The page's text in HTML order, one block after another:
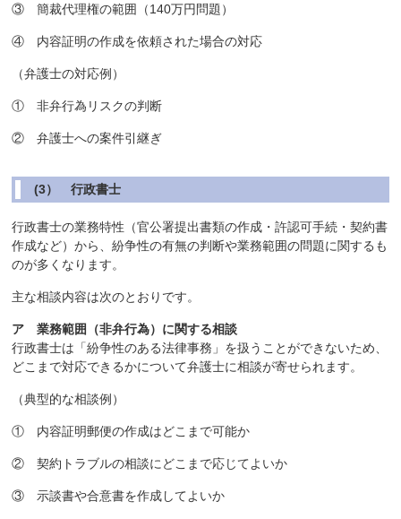
③ 簡裁代理権の範囲（140万円問題）
④ 内容証明の作成を依頼された場合の対応
（弁護士の対応例）
① 非弁行為リスクの判断
② 弁護士への案件引継ぎ
(3） 行政書士
行政書士の業務特性（官公署提出書類の作成・許認可手続・契約書
作成など）から、紛争性の有無の判断や業務範囲の問題に関するも
のが多くなります。
主な相談内容は次のとおりです。
ア 業務範囲（非弁行為）に関する相談
行政書士は「紛争性のある法律事務」を扱うことができないため、
どこまで対応できるかについて弁護士に相談が寄せられます。
（典型的な相談例）
① 内容証明郵便の作成はどこまで可能か
② 契約トラブルの相談にどこまで応じてよいか
③ 示談書や合意書を作成してよいか